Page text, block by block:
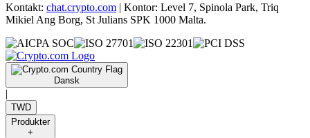
Kontakt: chat.crypto.com | Kontor: Level 7, Spinola Park, Triq
Mikiel Ang Borg, St Julians SPK 1000 Malta.
Dansk
|
TWD
Produkter
+